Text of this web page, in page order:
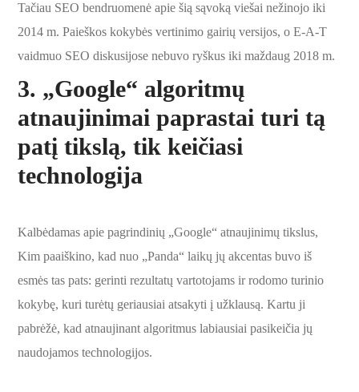
Tačiau SEO bendruomenė apie šią sąvoką viešai nežinojo iki
2014 m. Paieškos kokybės vertinimo gairių versijos, o E-A-T
vaidmuo SEO diskusijose nebuvo ryškus iki maždaug 2018 m.
3. „Google“ algoritmų
atnaujinimai paprastai turi tą
patį tikslą, tik keičiasi
technologija
Kalbėdamas apie pagrindinių „Google“ atnaujinimų tikslus,
Kim paaiškino, kad nuo „Panda“ laikų jų akcentas buvo iš
esmės tas pats: gerinti rezultatų vartotojams ir rodomo turinio
kokybę, kuri turėtų geriausiai atsakyti į užklausą. Kartu ji
pabrėžė, kad atnaujinant algoritmus labiausiai pasikeičia jų
naudojamos technologijos.